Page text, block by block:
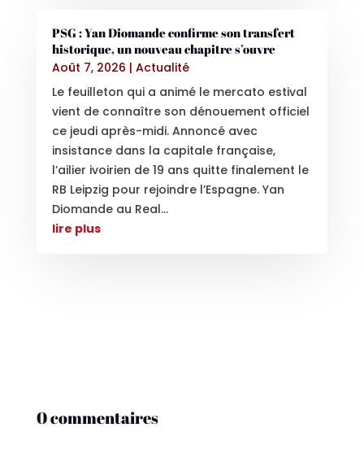
PSG : Yan Diomande confirme son transfert
historique, un nouveau chapitre s’ouvre
Août 7, 2026 | Actualité
Le feuilleton qui a animé le mercato estival
vient de connaître son dénouement officiel
ce jeudi après-midi. Annoncé avec
insistance dans la capitale française,
l’ailier ivoirien de 19 ans quitte finalement le
RB Leipzig pour rejoindre l’Espagne. Yan
Diomande au Real...
lire plus
0 commentaires